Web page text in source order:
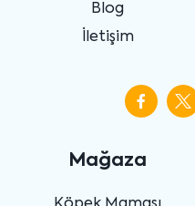
Blog
İletişim
Mağaza